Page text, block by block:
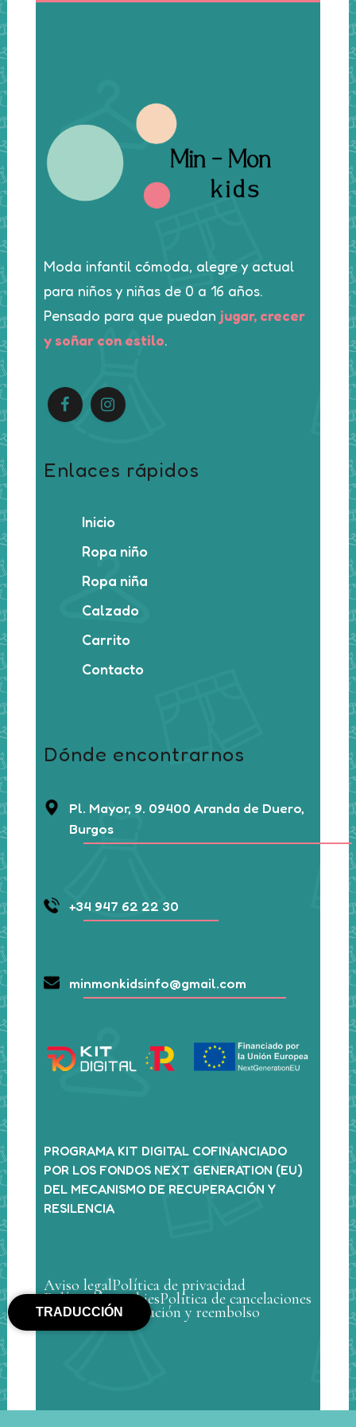
Moda infantil cómoda, alegre y actual
para niños y niñas de 0 a 16 años.
Pensado para que puedan jugar, crecer
y soñar con estilo.
Enlaces rápidos
Inicio
Ropa niño
Ropa niña
Calzado
Carrito
Contacto
Dónde encontrarnos
Pl. Mayor, 9. 09400 Aranda de Duero,
Burgos
+34 947 62 22 30
minmonkidsinfo@gmail.com
PROGRAMA KIT DIGITAL COFINANCIADO
POR LOS FONDOS NEXT GENERATION (EU)
DEL MECANISMO DE RECUPERACIÓN Y
RESILENCIA
Aviso legalPolítica de privacidad
Política de cookiesPolítica de cancelaciones
Política de devolución y reembolso
TRADUCCIÓN